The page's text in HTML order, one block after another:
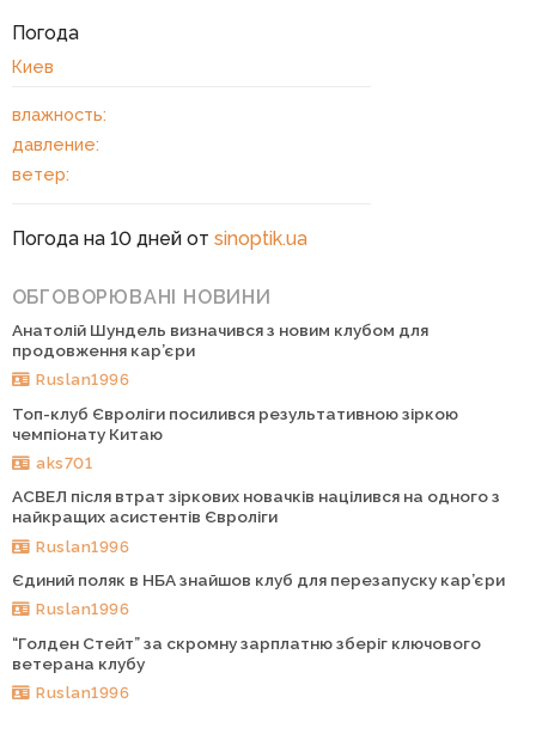
Погода
Киев
влажность:
давление:
ветер:
Погода на 10 дней от sinoptik.ua
ОБГОВОРЮВАНІ НОВИНИ
Анатолій Шундель визначився з новим клубом для
продовження кар’єри
Ruslan1996
Топ-клуб Євроліги посилився результативною зіркою
чемпіонату Китаю
aks701
АСВЕЛ після втрат зіркових новачків націлився на одного з
найкращих асистентів Євроліги
Ruslan1996
Єдиний поляк в НБА знайшов клуб для перезапуску кар’єри
Ruslan1996
“Голден Стейт” за скромну зарплатню зберіг ключового
ветерана клубу
Ruslan1996